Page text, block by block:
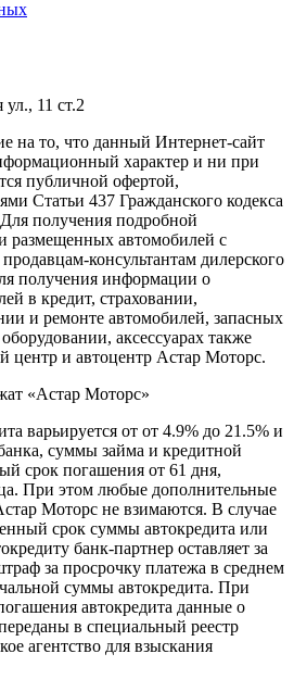
11 ст.2
на то, что данный Интернет-сайт
характер и ни при
публичной офертой,
Статьи 437 Гражданского кодекса
получения подробной
размещенных автомобилей с
консультантам дилерского
получения информации о
в кредит, страховании,
и ремонте автомобилей, запасных
аксессуарах также
центр и автоцентр Астар Моторс.
«Астар Моторс»
варьируется от от 4.9% до 21.5% и
суммы займа и кредитной
срок погашения от 61 дня,
При этом любые дополнительные
Моторс не взимаются. В случае
срок суммы автокредита или
банк-партнер оставляет за
за просрочку платежа в среднем
суммы автокредита. При
автокредита данные о
в специальный реестр
агентство для взыскания